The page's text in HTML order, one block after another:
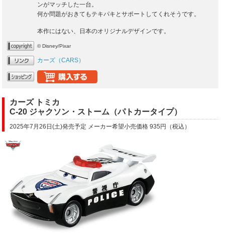
ンがマッチした一台。
何か問題がおきてもテキパキとサポートしてくれそうです。
本作にはない、日本のオリジナルデザインです。
© Disney/Pixar
カーズ（CARS）
カーズ トミカ
C-20 ジャクソン・ストーム（パトカータイプ）
2025年7月26日(土)発売予定 メーカー希望小売価格 935円（税込）